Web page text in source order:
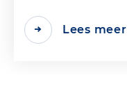
Lees meer